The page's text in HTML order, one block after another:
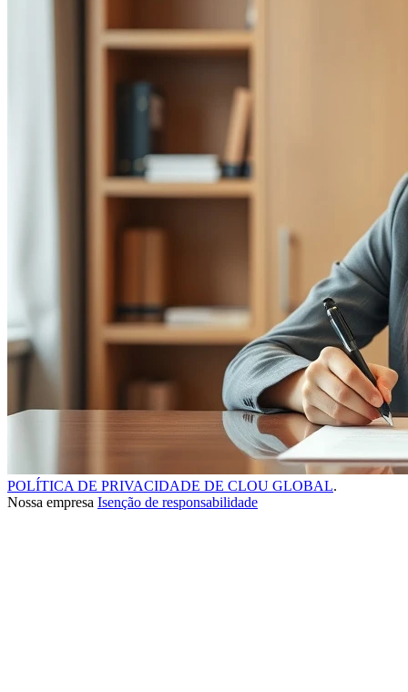
POLÍTICA DE PRIVACIDADE DE CLOU GLOBAL.
Nossa empresa Isenção de responsabilidade